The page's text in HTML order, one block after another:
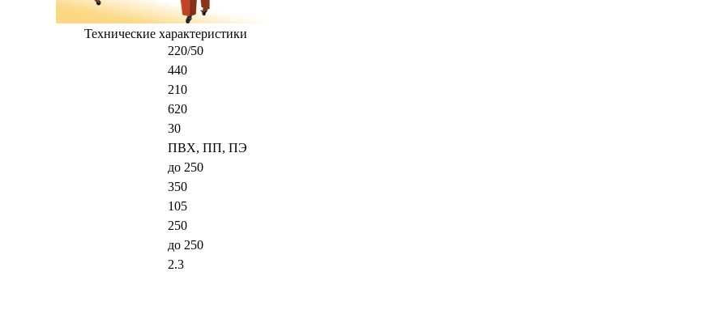
Технические характеристики
220/50
440
210
620
30
ПВХ, ПП, ПЭ
до 250
350
105
250
до 250
2.3